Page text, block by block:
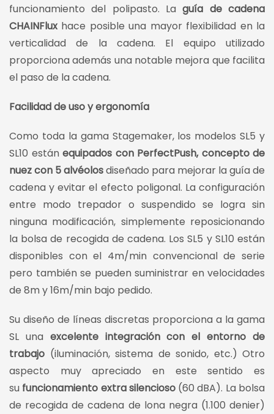
funcionamiento del polipasto. Laguía de cadena
CHAINFlux hace posible una mayor flexibilidad en la
verticalidad de la cadena. El equipo utilizado
proporciona además una notable mejora que facilita
el paso de la cadena.
Facilidad de uso y ergonomía
Como toda la gama Stagemaker, los modelos SL5 y
SL10 están equipados con PerfectPush, concepto de
nuez con 5 alvéolosdiseñado para mejorar la guía de
cadena y evitar el efecto poligonal. La configuración
entre modo trepador o suspendido se logra sin
ninguna modificación, simplemente reposicionando
la bolsa de recogida de cadena. Los SL5 y SL10 están
disponibles con el 4m/min convencional de serie
pero también se pueden suministrar en velocidades
de 8m y 16m/min bajo pedido.
Su diseño de líneas discretas proporciona a la gama
SL una excelente integración con el entorno de
trabajo (iluminación, sistema de sonido, etc.) Otro
aspecto muy apreciado en este sentido es
su funcionamiento extra silencioso(60 dBA). La bolsa
de recogida de cadena de lona negra (1.100 denier)